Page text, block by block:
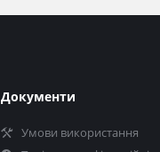
Документи
Умови використання